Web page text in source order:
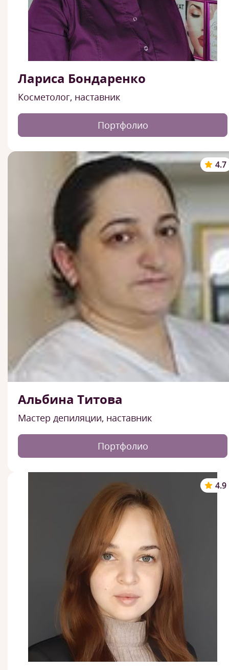
Лариса Бондаренко
Косметолог, наставник
Портфолио
4.7
Альбина Титова
Мастер депиляции, наставник
Портфолио
4.9